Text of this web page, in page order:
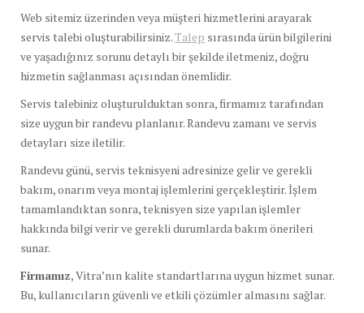
Web sitemiz üzerinden veya müşteri hizmetlerini arayarak
servis talebi oluşturabilirsiniz.Talep sırasında ürün bilgilerini
ve yaşadığınız sorunu detaylı bir şekilde iletmeniz, doğru
hizmetin sağlanması açısından önemlidir.
Servis talebiniz oluşturulduktan sonra, firmamız tarafından
size uygun bir randevu planlanır. Randevu zamanı ve servis
detayları size iletilir.
Randevu günü, servis teknisyeni adresinize gelir ve gerekli
bakım, onarım veya montaj işlemlerini gerçekleştirir. İşlem
tamamlandıktan sonra, teknisyen size yapılan işlemler
hakkında bilgi verir ve gerekli durumlarda bakım önerileri
sunar.
Firmamız, Vitra’nın kalite standartlarına uygun hizmet sunar.
Bu, kullanıcıların güvenli ve etkili çözümler almasını sağlar.